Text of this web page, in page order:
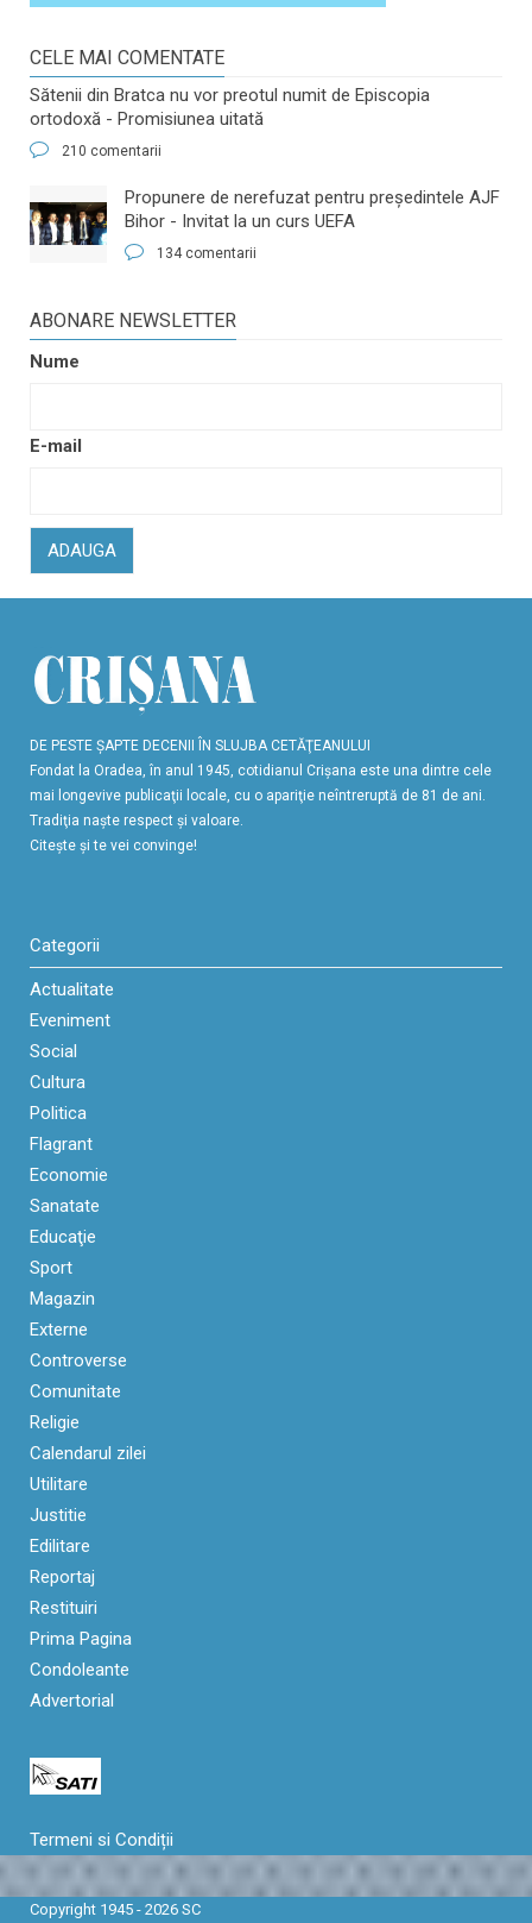
CELE MAI COMENTATE
Sătenii din Bratca nu vor preotul numit de Episcopia
ortodoxă - Promisiunea uitată
210 comentarii
​Propunere de nerefuzat pentru preşedintele AJF
Bihor - Invitat la un curs UEFA
134 comentarii
ABONARE NEWSLETTER
Nume
E-mail
ADAUGA
DE PESTE ŞAPTE DECENII ÎN SLUJBA CETĂŢEANULUI
Fondat la Oradea, în anul 1945, cotidianul Crişana este una dintre cele
mai longevive publicaţii locale, cu o apariţie neîntreruptă de 81 de ani.
Tradiţia naşte respect şi valoare.
Citeşte şi te vei convinge!
Categorii
Actualitate
Eveniment
Social
Cultura
Politica
Flagrant
Economie
Sanatate
Educaţie
Sport
Magazin
Externe
Controverse
Comunitate
Religie
Calendarul zilei
Utilitare
Justitie
Edilitare
Reportaj
Restituiri
Prima Pagina
Condoleante
Advertorial
Termeni si Condiții
Copyright 1945 - 2026 SC